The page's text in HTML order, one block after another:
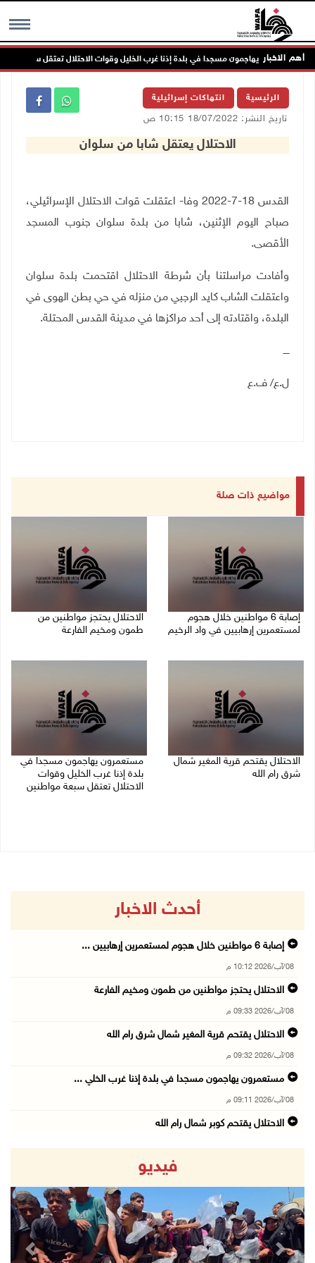
MENU أهم الاخبار
مستعمرون يهاجمون مسجدا في بلدة إذنا غرب الخليل وقوات الاحتلال تعتقل سبعة مواطنين
الرئيسية انتهاكات إسرائيلية
تاريخ النشر: 18/07/2022 10:15 ص
الاحتلال يعتقل شابا من سلوان
القدس 18-7-2022 وفا- اعتقلت قوات الاحتلال الإسرائيلي،
صباح اليوم الإثنين، شابا من بلدة سلوان جنوب المسجد
الأقصى.
وأفادت مراسلتنا بأن شرطة الاحتلال اقتحمت بلدة سلوان
واعتقلت الشاب كايد الرجبي من منزله في حي بطن الهوى في
البلدة، واقتادته إلى أحد مراكزها في مدينة القدس المحتلة.
ــــ
ل.ع/ ف.ع
مواضيع ذات صلة
إصابة 6 مواطنين خلال هجوم
لمستعمرين إرهابيين في واد الرخيم
الاحتلال يحتجز مواطنين من
طمون ومخيم الفارعة
الاحتلال يقتحم قرية المغير شمال
شرق رام الله
مستعمرون يهاجمون مسجدا في
بلدة إذنا غرب الخليل وقوات
الاحتلال تعتقل سبعة مواطنين
أحدث الاخبار
إصابة 6 مواطنين خلال هجوم لمستعمرين إرهابيين ...
08/آب/2026 10:12 م
الاحتلال يحتجز مواطنين من طمون ومخيم الفارعة
08/آب/2026 09:33 م
الاحتلال يقتحم قرية المغير شمال شرق رام الله
08/آب/2026 09:32 م
مستعمرون يهاجمون مسجدا في بلدة إذنا غرب الخلي ...
08/آب/2026 09:11 م
الاحتلال يقتحم كوبر شمال رام الله
إصابات بالاختناق خلال مواجهات مع الاحتلال في ...
08/آب/2026 08:23 م
الاحتلال ينصب حواجز طيارة في محيط مخيم طولكرم ...
08/آب/2026 07:56 م
مستعمرون يهاجمون قرية أبو فلاح
فيديو
Next